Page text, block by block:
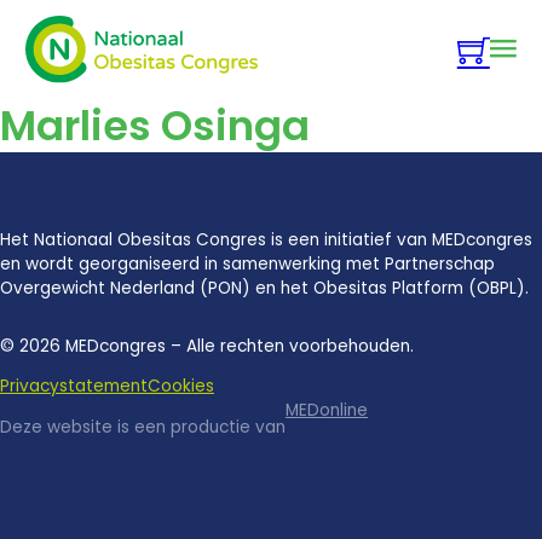
Marlies Osinga
Het Nationaal Obesitas Congres is een initiatief van MEDcongres
en wordt georganiseerd in samenwerking met Partnerschap
Overgewicht Nederland (PON) en het Obesitas Platform (OBPL).
© 2026 MEDcongres – Alle rechten voorbehouden.
PrivacystatementCookies
Deze website is een productie van
MEDonline